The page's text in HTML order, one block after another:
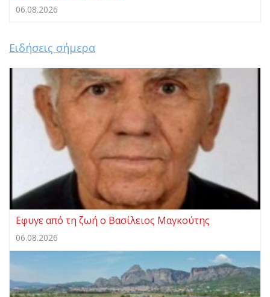
06.08.2026
Ειδήσεις σήμερα
Eφυγε από τη ζωή ο Βασίλειος Μαγκούτης
06.08.2026